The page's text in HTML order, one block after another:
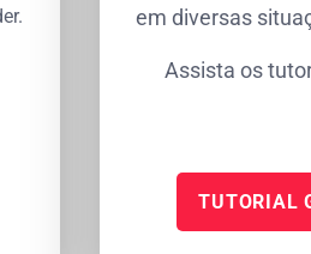
em diversas
Assista os
TUTORIAL